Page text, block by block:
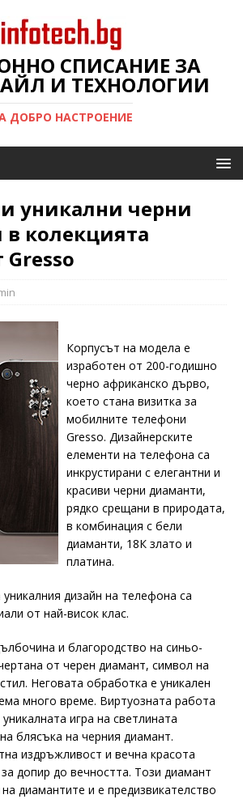
СПИСАНИЕ ЗА
И ТЕХНОЛОГИИ
ДОБРО НАСТРОЕНИЕ
уникални черни
колекцията
Gresso
Корпусът на модела е
изработен от 200-годишно
черно африканско дърво,
което стана визитка за
мобилните телефони
Gresso. Дизайнерските
елементи на телефона са
инкрустирани с елегантни и
красиви черни диаманти,
рядко срещани в природата,
в комбинация с бели
диаманти, 18К злато и
платина.
дизайн на телефона са
от най-висок клас.
и благородство на синьо-
от черен диамант, символ на
Неговата обработка е уникален
много време. Виртуозната работа
игра на светлината
блясъка на черния диамант.
издръжливост и вечна красота
допир до вечността. Този диамант
диамантите и е предизвикателство